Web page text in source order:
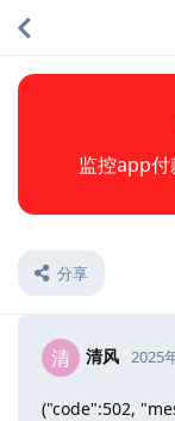
监控app
分享
清 清风 2025
("code":502,